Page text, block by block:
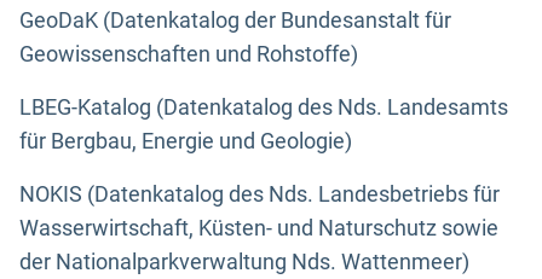
GeoDaK (Datenkatalog der Bundesanstalt für
Geowissenschaften und Rohstoffe)
LBEG-Katalog (Datenkatalog des Nds. Landesamts
für Bergbau, Energie und Geologie)
NOKIS (Datenkatalog des Nds. Landesbetriebs für
Wasserwirtschaft, Küsten- und Naturschutz sowie
der Nationalparkverwaltung Nds. Wattenmeer)